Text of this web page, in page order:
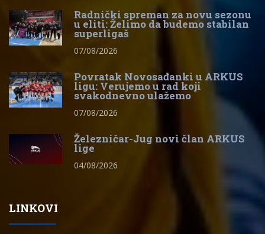
Radnički spreman za novu sezonu
u eliti: Želimo da budemo stabilan
superligaš
07/08/2026
Povratak Novosađanki u ARKUS
ligu: Verujemo u rad koji
svakodnevno ulažemo
07/08/2026
Železničar-Jug novi član ARKUS
lige
04/08/2026
LINKOVI